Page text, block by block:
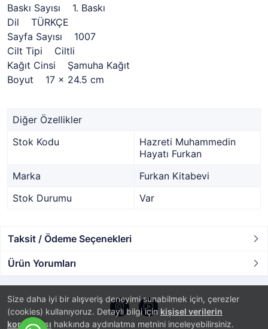
Size daha iyi bir alışveriş deneyimi sunabilmek için, çerezler
(cookies) kullanıyoruz. Detaylı bilgi için kişisel verilerin
korunması hakkında aydınlatma metnini inceleyebilirsiniz.
Baskı Sayısı 1. Baskı
Dil TÜRKÇE
Sayfa Sayısı 1007
Cilt Tipi Ciltli
Kağıt Cinsi Şamuha Kağıt
Boyut 17 x 24.5 cm
Diğer Özellikler
Stok Kodu
Hazreti Muhammedin
Hayatı Furkan
Marka
Furkan Kitabevi
Stok Durumu
Var
Taksit / Ödeme Seçenekleri
Ürün Yorumları